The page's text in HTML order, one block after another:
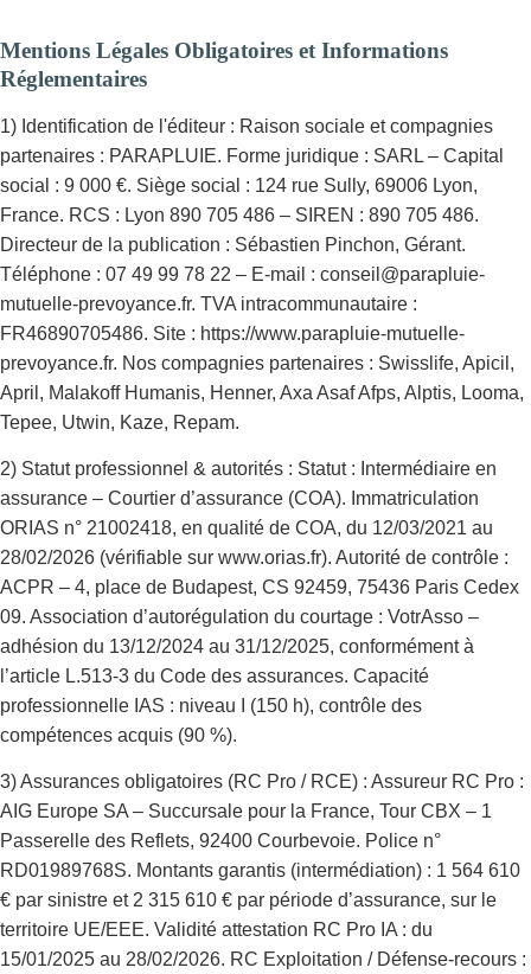
Mentions Légales Obligatoires et Informations
Réglementaires
1) Identification de l'éditeur : Raison sociale et compagnies
partenaires : PARAPLUIE. Forme juridique : SARL – Capital
social : 9 000 €. Siège social : 124 rue Sully, 69006 Lyon,
France. RCS : Lyon 890 705 486 – SIREN : 890 705 486.
Directeur de la publication : Sébastien Pinchon, Gérant.
Téléphone : 07 49 99 78 22 – E-mail : conseil@parapluie-
mutuelle-prevoyance.fr. TVA intracommunautaire :
FR46890705486. Site : https://www.parapluie-mutuelle-
prevoyance.fr. Nos compagnies partenaires : Swisslife, Apicil,
April, Malakoff Humanis, Henner, Axa Asaf Afps, Alptis, Looma,
Tepee, Utwin, Kaze, Repam.
2) Statut professionnel & autorités : Statut : Intermédiaire en
assurance – Courtier d’assurance (COA). Immatriculation
ORIAS n° 21002418, en qualité de COA, du 12/03/2021 au
28/02/2026 (vérifiable sur www.orias.fr). Autorité de contrôle :
ACPR – 4, place de Budapest, CS 92459, 75436 Paris Cedex
09. Association d’autorégulation du courtage : VotrAsso –
adhésion du 13/12/2024 au 31/12/2025, conformément à
l’article L.513-3 du Code des assurances. Capacité
professionnelle IAS : niveau I (150 h), contrôle des
compétences acquis (90 %).
3) Assurances obligatoires (RC Pro / RCE) : Assureur RC Pro :
AIG Europe SA – Succursale pour la France, Tour CBX – 1
Passerelle des Reflets, 92400 Courbevoie. Police n°
RD01989768S. Montants garantis (intermédiation) : 1 564 610
€ par sinistre et 2 315 610 € par période d’assurance, sur le
territoire UE/EEE. Validité attestation RC Pro IA : du
15/01/2025 au 28/02/2026. RC Exploitation / Défense-recours :